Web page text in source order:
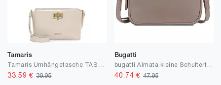
Tamaris
33.59 €39.95
Bugatti
40.74 € 47.95